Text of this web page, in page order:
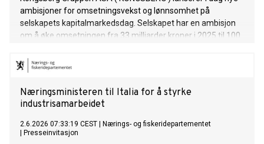
ambisjoner for omsetningsvekst og lønnsomhet på
selskapets kapitalmarkedsdag. Selskapet har en ambisjon
om å øke omsetningen fra 33 milliarder kroner i 2025 til 100
en driftsmargin (EBIT) på over 16 prosent.*
Næringsministeren til Italia for å styrke
industrisamarbeidet
2.6.2026 07:33:19 CEST
Nærings- og fiskeridepartementet
Presseinvitasjon